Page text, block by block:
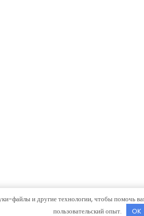
файлы и другие технологии, чтобы помочь
пользовательский опыт.
OK